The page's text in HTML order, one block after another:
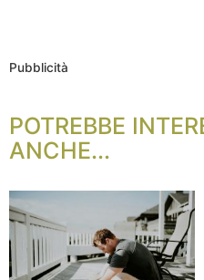
Pubblicità
POTREBBE
ANCHE...